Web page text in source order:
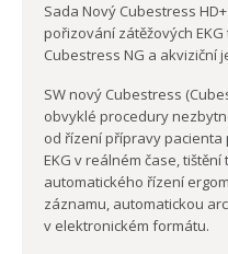
Sada Nový Cubestress
pořizování zátěžových
Cubestress NG a akviziční
SW nový Cubestress
obvyklé procedury
od řízení přípravy
EKG v reálném čase,
automatického řízení
záznamu, automatickou
v elektronickém formátu.